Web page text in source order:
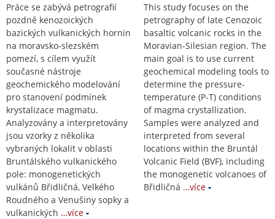
Práce se zabývá petrografií
pozdně kenozoických
bazických vulkanických hornin
na moravsko-slezském
pomezí, s cílem využít
současné nástroje
geochemického modelování
pro stanovení podmínek
krystalizace magmatu.
Analyzovány a interpretovány
jsou vzorky z několika
vybraných lokalit v oblasti
Bruntálského vulkanického
pole: monogenetických
vulkánů Břidličná, Velkého
Roudného a Venušiny sopky a
vulkanických …více
This study focuses on the
petrography of late Cenozoic
basaltic volcanic rocks in the
Moravian-Silesian region. The
main goal is to use current
geochemical modeling tools to
determine the pressure-
temperature (P-T) conditions
of magma crystallization.
Samples were analyzed and
interpreted from several
locations within the Bruntál
Volcanic Field (BVF), including
the monogenetic volcanoes of
Břidličná …více